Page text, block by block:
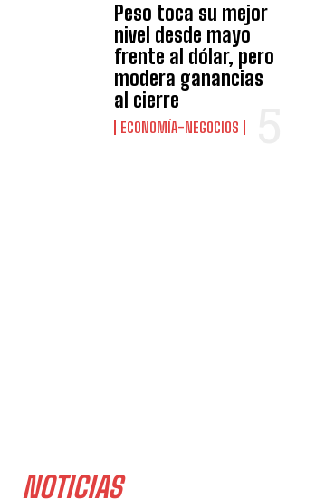
Peso toca su mejor
nivel desde mayo
frente al dólar, pero
modera ganancias
al cierre
ECONOMÍA-NEGOCIOS
NOTICIAS